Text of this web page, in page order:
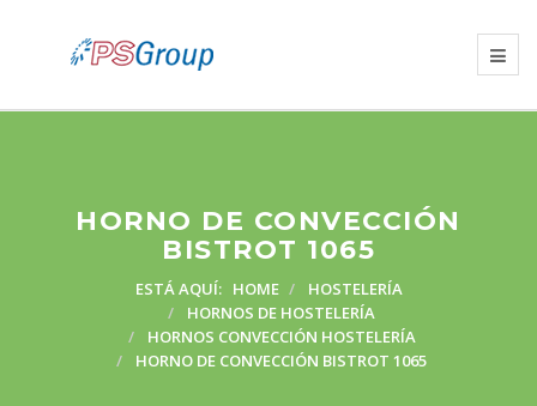
HORNO DE CONVECCIÓN
BISTROT 1065
ESTÁ AQUÍ: HOME
HOSTELERÍA
HORNOS DE HOSTELERÍA
HORNOS CONVECCIÓN HOSTELERÍA
HORNO DE CONVECCIÓN BISTROT 1065